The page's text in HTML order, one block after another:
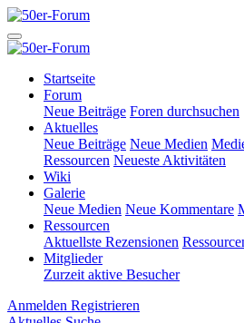
Startseite
Forum
Neue Beiträge Foren durchsuchen
Aktuelles
Neue Beiträge Neue Medien
Ressourcen Neueste Aktivitäten
Wiki
Galerie
Neue Medien Neue Kommentare
Ressourcen
Aktuellste Rezensionen
Mitglieder
Zurzeit aktive Besucher
Anmelden Registrieren